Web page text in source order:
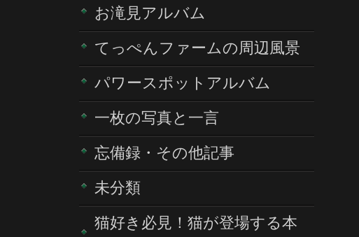
お滝見アルバム
てっぺんファームの周辺風景
パワースポットアルバム
一枚の写真と一言
忘備録・その他記事
未分類
猫好き必見！猫が登場する本